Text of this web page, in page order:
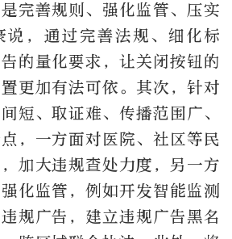
完善规则、强化监管、压实
，通过完善法规、细化标
的量化要求，让关闭按钮的
更加有法可依。其次，针对
短、取证难、传播范围广、
，一方面对医院、社区等民
加大违规查处力度，另一方
化监管，例如开发智能监测
规广告，建立违规广告黑名